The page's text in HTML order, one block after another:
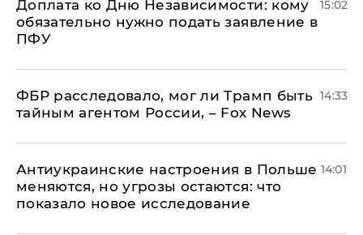
Доплата ко Дню Независимости: кому
обязательно нужно подать заявление в
ПФУ
15:02
ФБР расследовало, мог ли Трамп быть
тайным агентом России, – Fox News
14:33
Антиукраинские настроения в Польше
меняются, но угрозы остаются: что
показало новое исследование
14:01